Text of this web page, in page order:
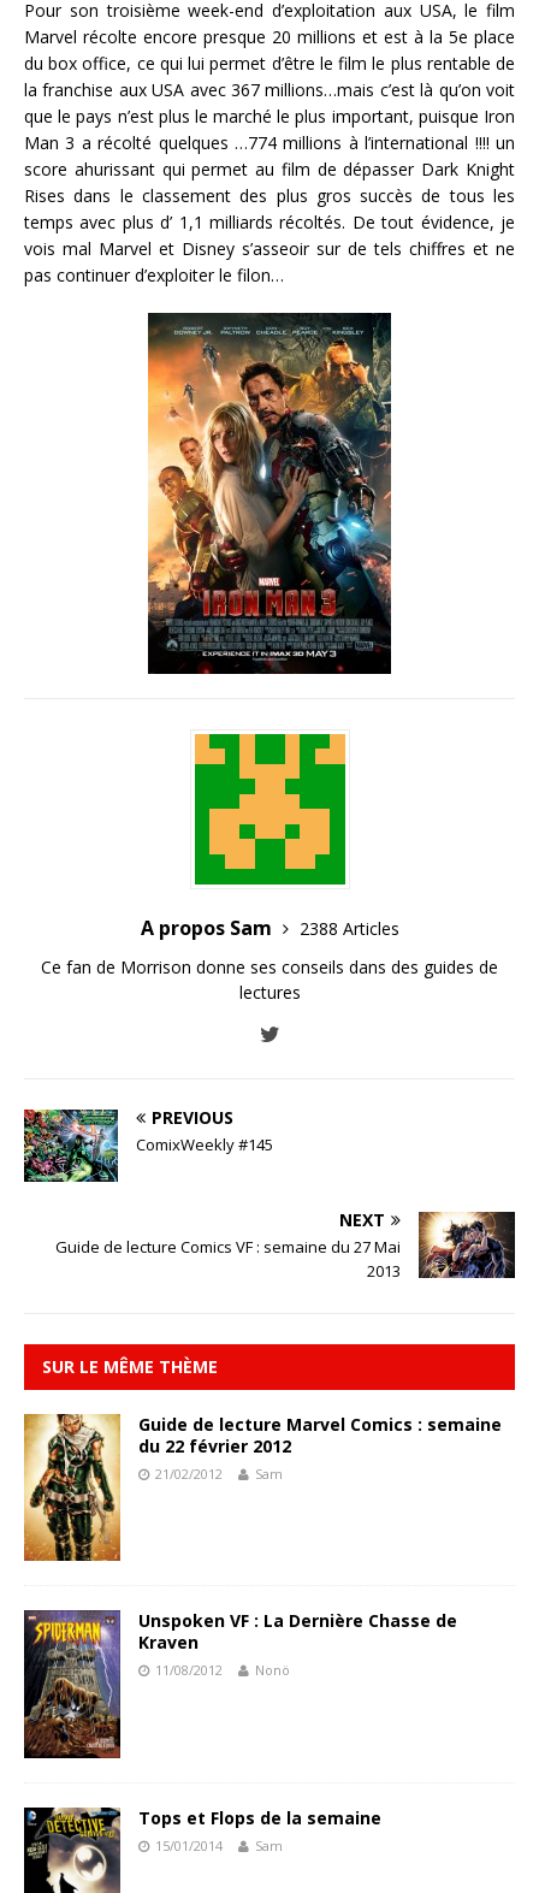
Pour son troisième week-end d’exploitation aux USA, le film
Marvel récolte encore presque 20 millions et est à la 5e place
du box office, ce qui lui permet d’être le film le plus rentable de
la franchise aux USA avec 367 millions…mais c’est là qu’on voit
que le pays n’est plus le marché le plus important, puisque Iron
Man 3 a récolté quelques …774 millions à l’international !!!! un
score ahurissant qui permet au film de dépasser Dark Knight
Rises dans le classement des plus gros succès de tous les
temps avec plus d’ 1,1 milliards récoltés. De tout évidence, je
vois mal Marvel et Disney s’asseoir sur de tels chiffres et ne
pas continuer d’exploiter le filon…
A propos Sam
2388 Articles
Ce fan de Morrison donne ses conseils dans des guides de
lectures
PREVIOUS
ComixWeekly #145
NEXT
Guide de lecture Comics VF : semaine du 27 Mai
2013
SUR LE MÊME THÈME
Guide de lecture Marvel Comics : semaine
du 22 février 2012
21/02/2012 Sam
Unspoken VF : La Dernière Chasse de
Kraven
11/08/2012 Nonö
Tops et Flops de la semaine
15/01/2014 Sam